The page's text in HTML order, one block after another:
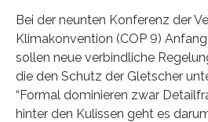
Bei der neunten Konferenz der
Klimakonvention (COP 9)
sollen neue verbindliche
die den Schutz der Gletscher
“Formal dominieren zwar
hinter den Kulissen geht es